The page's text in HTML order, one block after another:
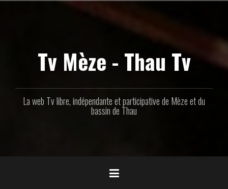
Tv Mèze - Thau Tv
La web Tv libre, indépendante et participative de Mèze et du
bassin de Thau